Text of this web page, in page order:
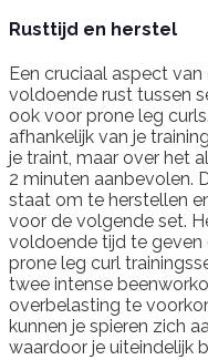
Rusttijd en herstel
Een cruciaal aspect
voldoende rust tussen
ook voor prone leg
afhankelijk van je
je traint, maar over het
2 minuten aanbevolen.
staat om te herstellen
voor de volgende set.
voldoende tijd te geven
prone leg curl
twee intense
overbelasting te
kunnen je spieren zich
waardoor je uiteindelijk